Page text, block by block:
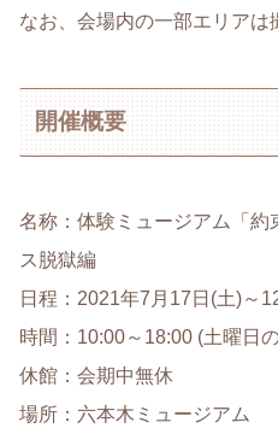
なお、会場内の一部エリアは
開催概要
名称：体験ミュージアム「約
ス脱獄編
日程：2021年7月17日(土)～
時間：10:00～18:00 (土曜日
休館：会期中無休
場所：六本木ミュージアム